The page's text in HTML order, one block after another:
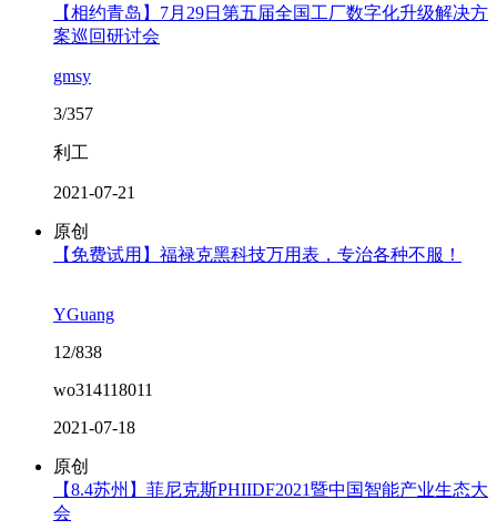
【相约青岛】7月29日第五届全国工厂数字化升级解决方
案巡回研讨会
gmsy
3/357
利工
2021-07-21
原创
【免费试用】福禄克黑科技万用表，专治各种不服！
YGuang
12/838
wo314118011
2021-07-18
原创
【8.4苏州】菲尼克斯PHIIDF2021暨中国智能产业生态大
会